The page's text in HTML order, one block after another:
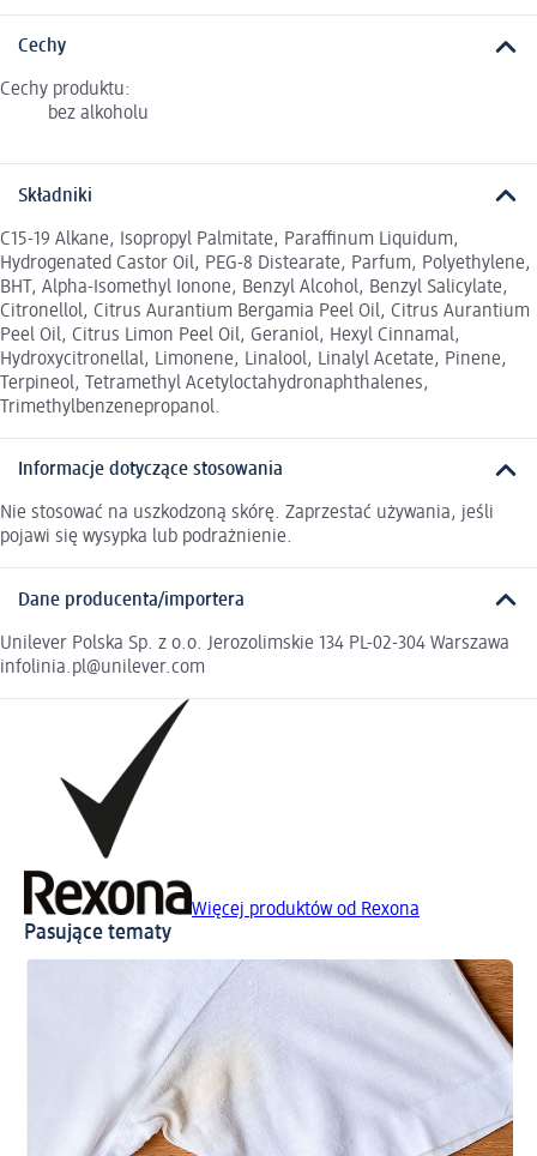
Cechy
Cechy produktu:
bez alkoholu
Składniki
C15-19 Alkane, Isopropyl Palmitate, Paraffinum Liquidum,
Hydrogenated Castor Oil, PEG-8 Distearate, Parfum, Polyethylene,
BHT, Alpha-Isomethyl Ionone, Benzyl Alcohol, Benzyl Salicylate,
Citronellol, Citrus Aurantium Bergamia Peel Oil, Citrus Aurantium
Peel Oil, Citrus Limon Peel Oil, Geraniol, Hexyl Cinnamal,
Hydroxycitronellal, Limonene, Linalool, Linalyl Acetate, Pinene,
Terpineol, Tetramethyl Acetyloctahydronaphthalenes,
Trimethylbenzenepropanol.
Informacje dotyczące stosowania
Nie stosować na uszkodzoną skórę. Zaprzestać używania, jeśli
pojawi się wysypka lub podrażnienie.
Dane producenta/importera
Unilever Polska Sp. z o.o. Jerozolimskie 134 PL-02-304 Warszawa
infolinia.pl@unilever.com
Więcej produktów od Rexona
Pasujące tematy